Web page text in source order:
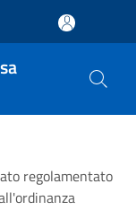
regolamentato